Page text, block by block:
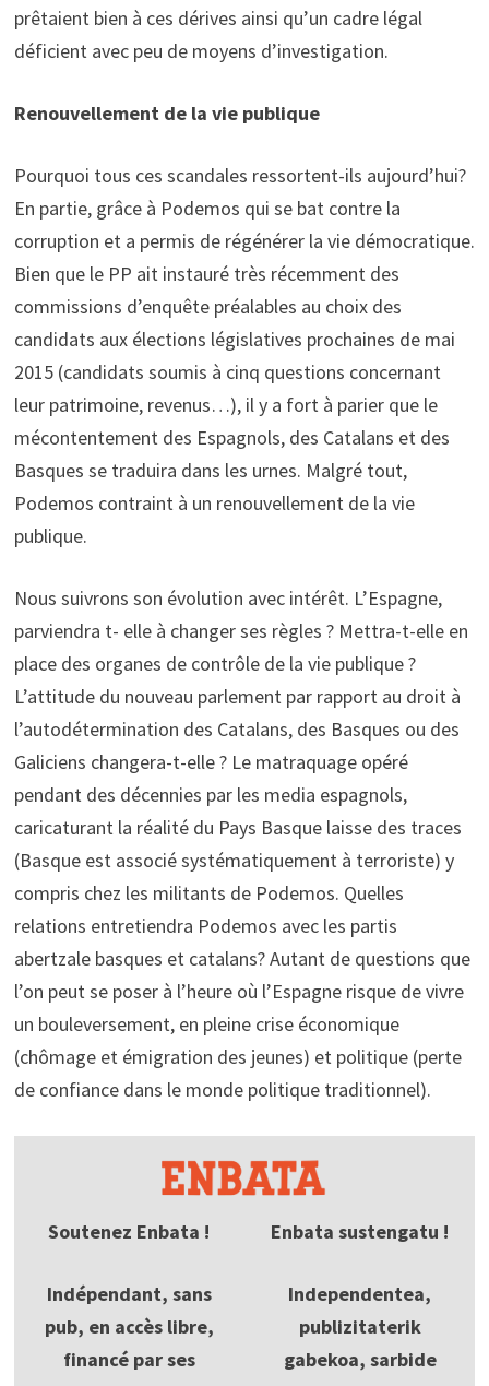
prêtaient bien à ces dérives ainsi qu’un cadre légal
déficient avec peu de moyens d’investigation.
Renouvellement de la vie publique
Pourquoi tous ces scandales ressortent-ils aujourd’hui?
En partie, grâce à Podemos qui se bat contre la
corruption et a permis de régénérer la vie démocratique.
Bien que le PP ait instauré très récemment des
commissions d’enquête préalables au choix des
candidats aux élections législatives prochaines de mai
2015 (candidats soumis à cinq questions concernant
leur patrimoine, revenus…), il y a fort à parier que le
mécontentement des Espagnols, des Catalans et des
Basques se traduira dans les urnes. Malgré tout,
Podemos contraint à un renouvellement de la vie
publique.
Nous suivrons son évolution avec intérêt. L’Espagne,
parviendra t- elle à changer ses règles ? Mettra-t-elle en
place des organes de contrôle de la vie publique ?
L’attitude du nouveau parlement par rapport au droit à
l’autodétermination des Catalans, des Basques ou des
Galiciens changera-t-elle ? Le matraquage opéré
pendant des décennies par les media espagnols,
caricaturant la réalité du Pays Basque laisse des traces
(Basque est associé systématiquement à terroriste) y
compris chez les militants de Podemos. Quelles
relations entretiendra Podemos avec les partis
abertzale basques et catalans? Autant de questions que
l’on peut se poser à l’heure où l’Espagne risque de vivre
un bouleversement, en pleine crise économique
(chômage et émigration des jeunes) et politique (perte
de confiance dans le monde politique traditionnel).
Soutenez Enbata !
Indépendant, sans
pub, en accès libre,
financé par ses
Enbata sustengatu !
Independentea,
publizitaterik
gabekoa, sarbide